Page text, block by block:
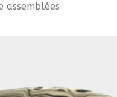
assemblées